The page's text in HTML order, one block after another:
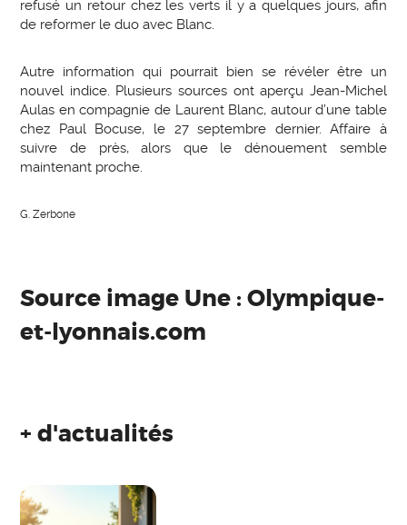
refusé un retour chez les verts il y a quelques jours, afin
de reformer le duo avec Blanc.
Autre information qui pourrait bien se révéler être un
nouvel indice. Plusieurs sources ont aperçu Jean-Michel
Aulas en compagnie de Laurent Blanc, autour d’une table
chez Paul Bocuse, le 27 septembre dernier. Affaire à
suivre de près, alors que le dénouement semble
maintenant proche.
G. Zerbone
Source image Une : Olympique-
et-lyonnais.com
+ d'actualités